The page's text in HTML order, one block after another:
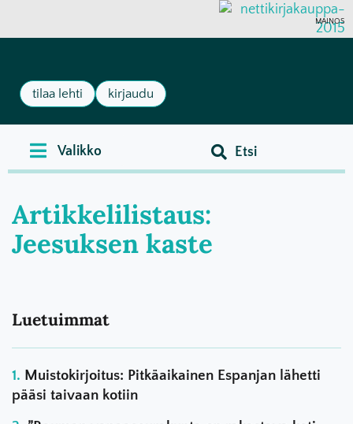
MAINOS
tilaa lehti kirjaudu
Artikkelilistaus:
Jeesuksen kaste
Luetuimmat
Muistokirjoitus: Pitkäaikainen Espanjan lähetti
pääsi taivaan kotiin